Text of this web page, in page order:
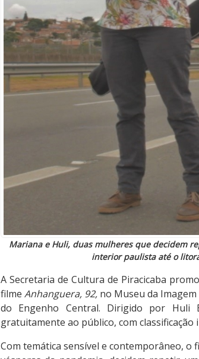
Mariana e Huli, duas mulheres que decidem
interior paulista até o
A Secretaria de Cultura de Piracicaba
filme Anhanguera, 92, no Museu da Imagem
do Engenho Central. Dirigido por Huli
gratuitamente ao público, com classificação
Com temática sensível e contemporâneo, o